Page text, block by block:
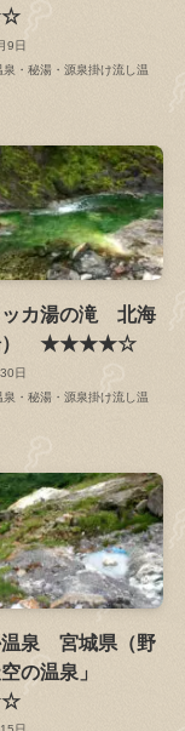
9日
泉・秘湯・源泉掛け流し温
ッカ湯の滝 北海
） ★★★★☆
日
泉・秘湯・源泉掛け流し温
温泉 宮城県（野
の温泉」